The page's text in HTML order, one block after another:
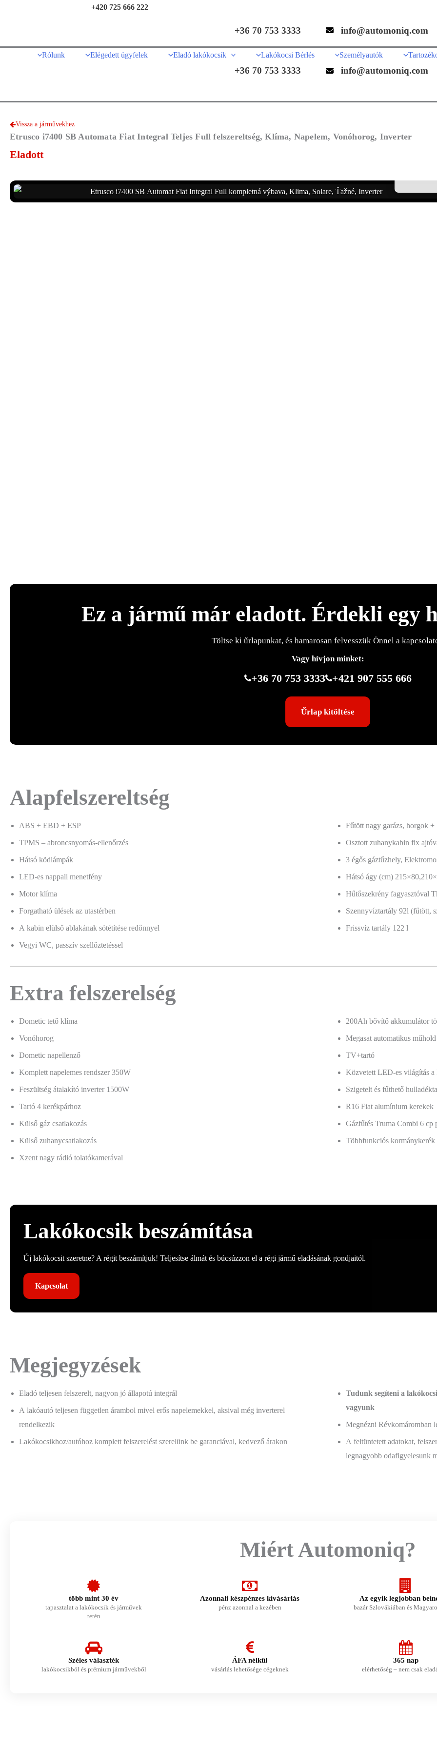
+420 725 666 222
+36 70 753 3333 info@automoniq.com
Rólunk Elégedett ügyfelek Eladó lakókocsik Lakókocsi Bérlés Személyautók
+36 70 753 3333 info@automoniq.com
Vissza a járművekhez
Etrusco i7400 SB Automata Fiat Integral Teljes Full felszereltség, Klíma, Napelem, Vonóhorog, Inverter
Eladott
Ez a jármű már eladott. Érdekli egy
Töltse ki űrlapunkat, és hamarosan felvesszük Önnel a
Vagy hívjon minket:
+36 70 753 3333 +421 907 555 666
Űrlap kitöltése
Alapfelszereltség
ABS + EBD + ESP
TPMS – abroncsnyomás-ellenőrzés
Hátsó ködlámpák
LED-es nappali menetfény
Motor klíma
Forgatható ülések az utastérben
A kabin elülső ablakának sötétítése redőnnyel
Vegyi WC, passzív szellőztetéssel
Fűtött nagy garázs, horgok +
Osztott zuhanykabin fix
3 égős gáztűzhely,
Hátsó ágy (cm)
Hűtőszekrény fagyasztóval
Szennyvíztartály 92l (fűtött,
Frissvíz tartály 122 l
Extra felszerelség
Dometic tető klíma
Vonóhorog
Dometic napellenző
Komplett napelemes rendszer 350W
Feszültség átalakító inverter 1500W
Tartó 4 kerékpárhoz
Külső gáz csatlakozás
Külső zuhanycsatlakozás
Xzent nagy rádió tolatókamerával
200Ah bővítő akkumulátor
Megasat automatikus
TV+tartó
Közvetett LED-es világítás a
Szigetelt és fűthető
R16 Fiat alumínium kerekek
Gázfűtés Truma Combi 6 cp
Többfunkciós kormánykerék
Lakókocsik beszámítása
Új lakókocsit szeretne? A régit beszámítjuk! Teljesítse álmát és búcsúzzon el a régi jármű eladásának gondjaitól.
Kapcsolat
Megjegyzések
Eladó teljesen felszerelt, nagyon jó állapotú integrál
A lakóautó teljesen független árambol mivel erős napelemekkel, aksival még inverterel
rendelkezik
Lakókocsikhoz/autóhoz komplett felszerelést szerelünk be garanciával, kedvező árakon
Tudunk segíteni a
vagyunk
Megnézni Révkomáromban
A feltüntetett adatokat,
legnagyobb odafigyelesunk
Miért Automoniq?
több mint 30 év
tapasztalat a lakókocsik és járművek
terén
Azonnali készpénzes kivásárlás
pénz azonnal a kezében
Az egyik legjobban
bazár Szlovákiában és
Széles választék
lakókocsikból és prémium járművekből
ÁFA nélkül
vásárlás lehetősége cégeknek
365 nap
elérhetőség – nem csak